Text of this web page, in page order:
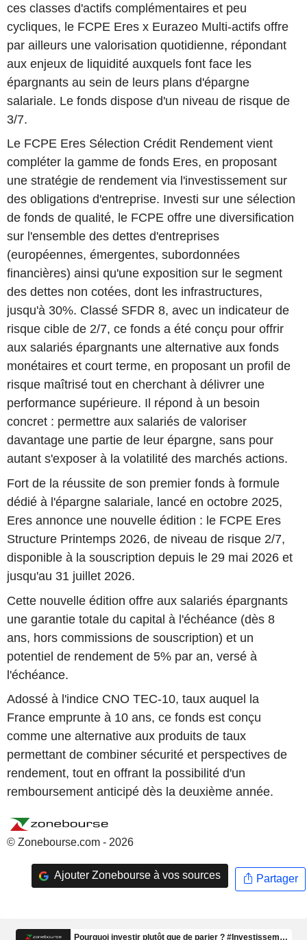
ces classes d'actifs complémentaires et peu
cycliques, le FCPE Eres x Eurazeo Multi-actifs offre
par ailleurs une valorisation quotidienne, répondant
aux enjeux de liquidité auxquels font face les
épargnants au sein de leurs plans d'épargne
salariale. Le fonds dispose d'un niveau de risque de
3/7.
Le FCPE Eres Sélection Crédit Rendement vient
compléter la gamme de fonds Eres, en proposant
une stratégie de rendement via l'investissement sur
des obligations d'entreprise. Investi sur une sélection
de fonds de qualité, le FCPE offre une diversification
sur l'ensemble des dettes d'entreprises
(européennes, émergentes, subordonnées
financières) ainsi qu'une exposition sur le segment
des dettes non cotées, dont les infrastructures,
jusqu'à 30%. Classé SFDR 8, avec un indicateur de
risque cible de 2/7, ce fonds a été conçu pour offrir
aux salariés épargnants une alternative aux fonds
monétaires et court terme, en proposant un profil de
risque maîtrisé tout en cherchant à délivrer une
performance supérieure. Il répond à un besoin
concret : permettre aux salariés de valoriser
davantage une partie de leur épargne, sans pour
autant s'exposer à la volatilité des marchés actions.
Fort de la réussite de son premier fonds à formule
dédié à l'épargne salariale, lancé en octobre 2025,
Eres annonce une nouvelle édition : le FCPE Eres
Structure Printemps 2026, de niveau de risque 2/7,
disponible à la souscription depuis le 29 mai 2026 et
jusqu'au 31 juillet 2026.
Cette nouvelle édition offre aux salariés épargnants
une garantie totale du capital à l'échéance (dès 8
ans, hors commissions de souscription) et un
potentiel de rendement de 5% par an, versé à
l'échéance.
Adossé à l'indice CNO TEC-10, taux auquel la
France emprunte à 10 ans, ce fonds est conçu
comme une alternative aux produits de taux
permettant de combiner sécurité et perspectives de
rendement, tout en offrant la possibilité d'un
remboursement anticipé dès la deuxième année.
© Zonebourse.com - 2026
Ajouter Zonebourse à vos sources Partager